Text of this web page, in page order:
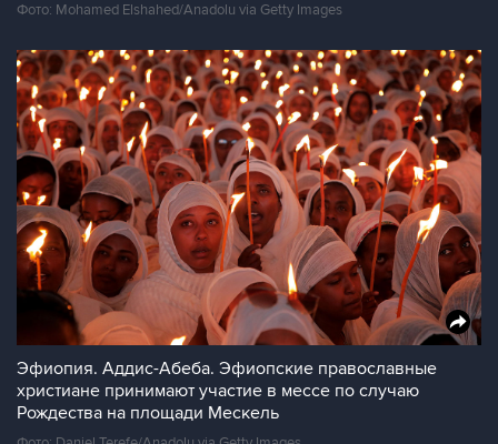
Фото: Mohamed Elshahed/Anadolu via Getty Images
Эфиопия. Аддис-Абеба. Эфиопские православные
христиане принимают участие в мессе по случаю
Рождества на площади Мескель